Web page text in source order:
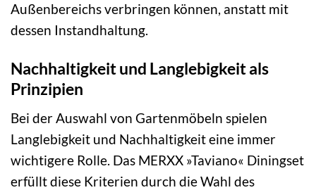
Außenbereichs verbringen können, anstatt mit
dessen Instandhaltung.
Nachhaltigkeit und Langlebigkeit als
Prinzipien
Bei der Auswahl von Gartenmöbeln spielen
Langlebigkeit und Nachhaltigkeit eine immer
wichtigere Rolle. Das MERXX »Taviano« Diningset
erfüllt diese Kriterien durch die Wahl des